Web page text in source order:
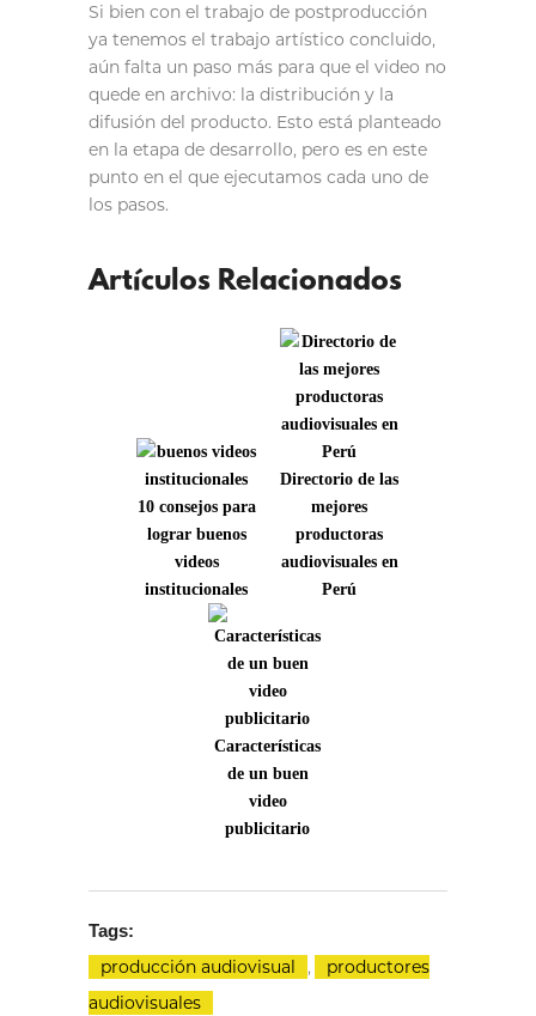
Si bien con el trabajo de postproducción
ya tenemos el trabajo artístico concluido,
aún falta un paso más para que el video no
quede en archivo: la distribución y la
difusión del producto. Esto está planteado
en la etapa de desarrollo, pero es en este
punto en el que ejecutamos cada uno de
los pasos.
Artículos Relacionados
10 consejos para
lograr buenos
videos
institucionales
Directorio de las
mejores
productoras
audiovisuales en
Perú
Características
de un buen
video
publicitario
Tags:
producción audiovisual ,
productores
audiovisuales